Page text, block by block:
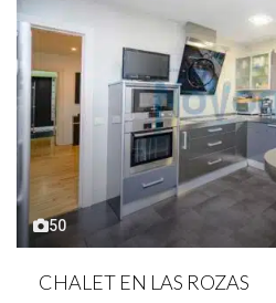
50
CHALET EN LAS ROZAS